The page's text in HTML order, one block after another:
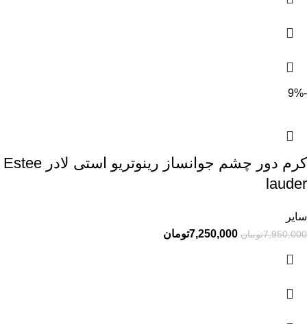
-9%
کرم دور چشم جوانساز رینوتریو استی لادر Estee
lauder
سایر
7,950,000تومان 7,250,000تومان